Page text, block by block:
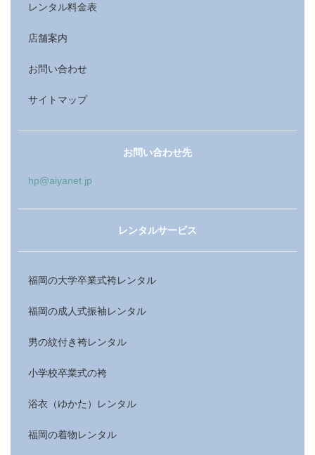
レンタル料金表
店舗案内
お問い合わせ
サイトマップ
お問い合わせ先
hp@aiyanet.jp
レンタルサービス
福岡の大学卒業式袴レンタル
福岡の成人式振袖レンタル
男の紋付き袴レンタル
小学校卒業式の袴
浴衣（ゆかた）レンタル
福岡の着物レンタル